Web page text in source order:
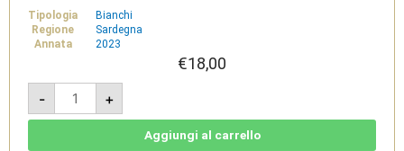
Tipologia
Bianchi
Regione
Sardegna
Annata
2023
€18,00
-
Lugore
2023
-
Vermentino
+
Aggiungi al carrello